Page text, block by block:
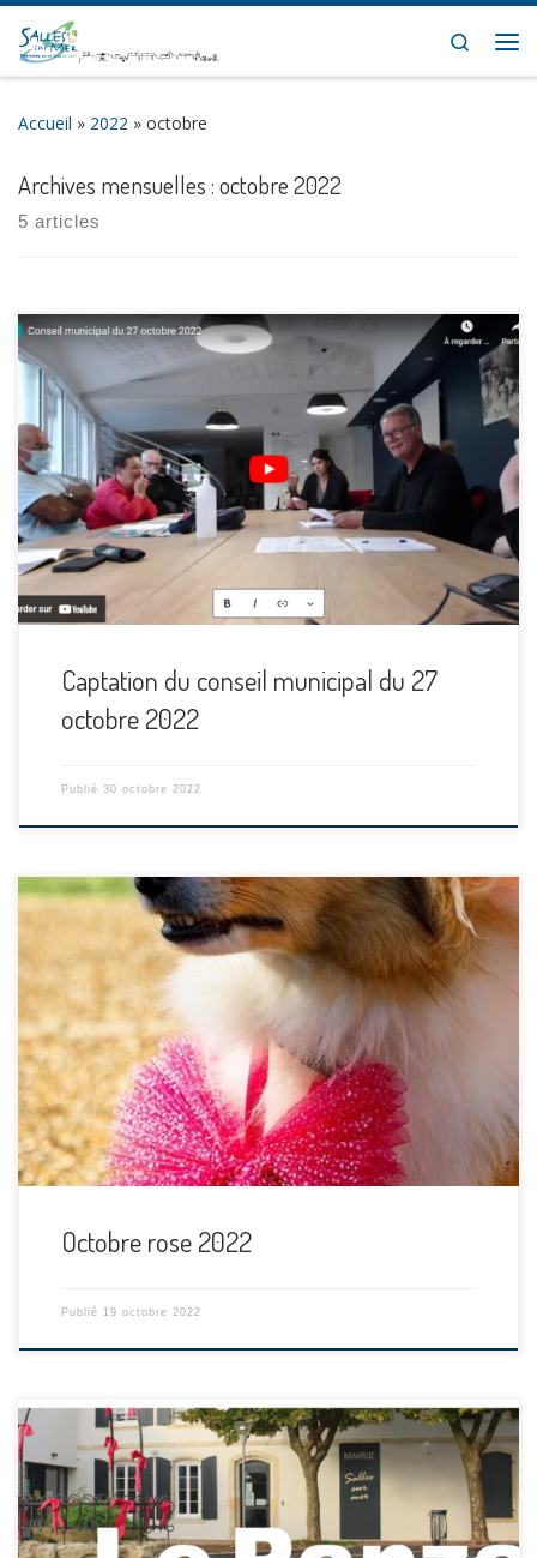
Skip to content
Search
Accueil » 2022 » octobre
Archives mensuelles :octobre 2022
5 articles
Captation du conseil municipal du 27
octobre 2022
Publié 30 octobre 2022
Octobre rose 2022
Publié 19 octobre 2022